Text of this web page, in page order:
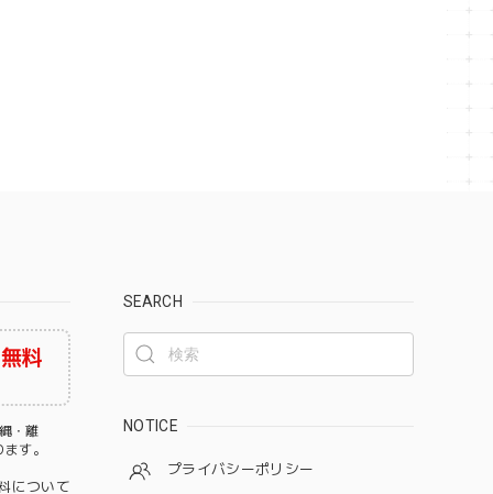
料
・離
す。
について
SEARCH
NOTICE
プライバシーポリシー